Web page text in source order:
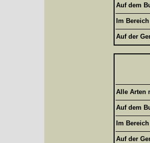
Auf dem
Im
Auf der
Alle Arten
Auf dem
Im
Auf der